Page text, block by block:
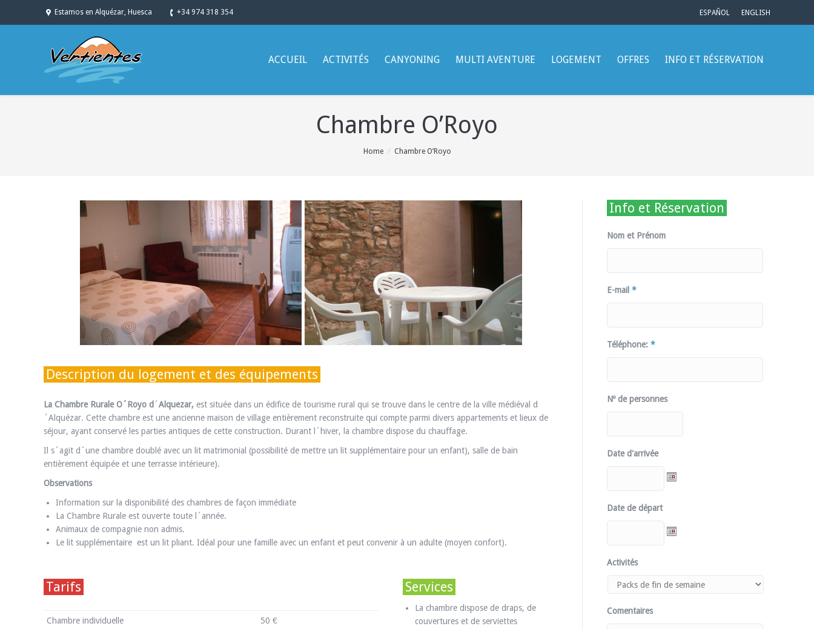
Estamos en Alquézar, Huesca +34 974 318 354 ESPAÑOL ENGLISH
ACCUEIL ACTIVITÉS CANYONING MULTI AVENTURE LOGEMENT OFFRES INFO ET RÉSERVATION
Chambre O’Royo
Home Chambre O’Royo
Description du logement et des équipements
La Chambre Rurale O´Royo d ´Alquezar, est située dans un édifice de tourisme rural qui se trouve dans le centre de la ville médiéval d
´Alquézar. Cette chambre est une ancienne maison de village entièrement reconstruite qui compte parmi divers appartements et lieux de
séjour, ayant conservé les parties antiques de cette construction. Durant l´hiver, la chambre dispose du chauffage.
Il s´agit d´une chambre doublé avec un lit matrimonial (possibilité de mettre un lit supplémentaire pour un enfant), salle de bain
entièrement équipée et une terrasse intérieure).
Observations
Information sur la disponibilité des chambres de façon immédiate
La Chambre Rurale est ouverte toute l´année.
Animaux de compagnie non admis.
Le lit supplémentaire est un lit pliant. Idéal pour une famille avec un enfant et peut convenir à un adulte (moyen confort).
Tarifs
Chambre individuelle 50 €
Services
La chambre dispose de draps, de
couvertures et de serviettes
Info et Réservation
Nom et Prénom
E-mail *
Téléphone: *
Nº de personnes
Date d'arrivée
Date de départ
Activités
Comentaires